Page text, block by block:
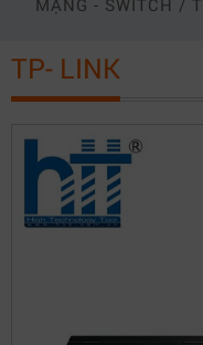
MẠNG - SWITCH /
TP- LINK